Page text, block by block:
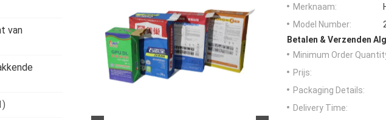
van
Merknaam:
Model Number:
Betalen & Verzenden
Minimum Order
Prijs:
Packaging Details:
Delivery Time: